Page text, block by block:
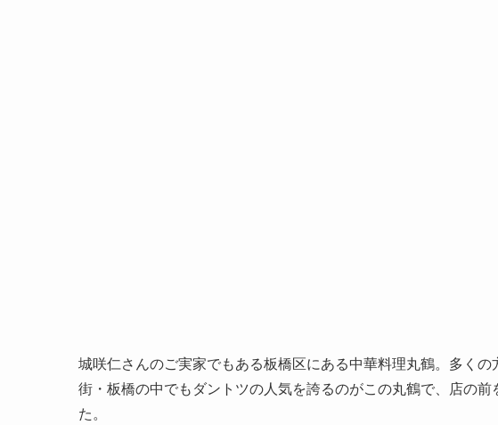
城咲仁さんのご実家でもある板橋区にある中華料理丸鶴。多く
街・板橋の中でもダントツの人気を誇るのがこの丸鶴で、店の
た。